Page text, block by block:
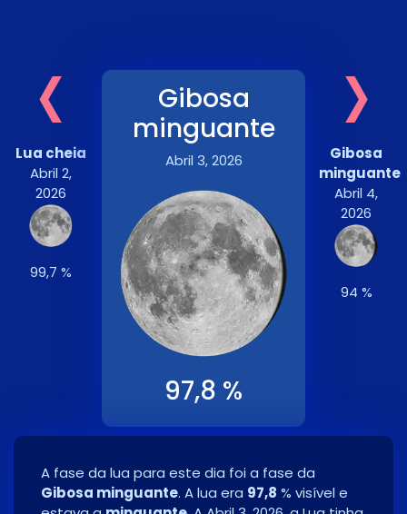
‹
Lua cheia
Abril 2,
2026
99,7 %
Gibosa
minguante
Abril 3, 2026
97,8 %
›
Gibosa
minguante
Abril 4,
2026
94 %
A fase da lua para este dia foi a fase da
Gibosa minguante. A lua era 97,8 % visível e